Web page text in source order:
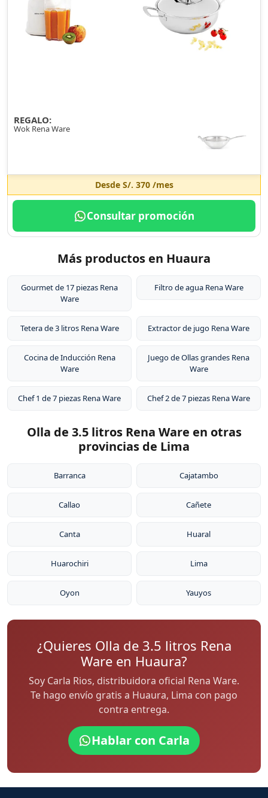
REGALO:
Wok Rena Ware
Desde S/. 370/mes
Consultar promoción
Más productos en Huaura
Gourmet de 17 piezas Rena
Ware
Filtro de agua Rena Ware
Tetera de 3 litros Rena Ware Extractor de jugo Rena Ware
Cocina de Inducción Rena
Ware
Juego de Ollas grandes Rena
Ware
Chef 1 de 7 piezas Rena Ware Chef 2 de 7 piezas Rena Ware
Olla de 3.5 litros Rena Ware en otras
provincias de Lima
Barranca Cajatambo
Callao Cañete
Canta Huaral
Huarochiri Lima
Oyon Yauyos
¿Quieres Olla de 3.5 litros Rena
Ware en Huaura?
Soy Carla Rios, distribuidora oficial Rena Ware.
Te hago envío gratis a Huaura, Lima con pago
contra entrega.
Hablar con Carla